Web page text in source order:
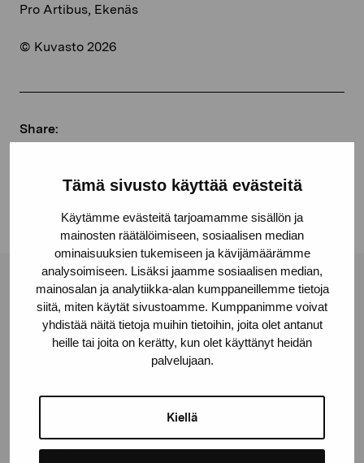
Tämä sivusto käyttää evästeitä
Käytämme evästeitä tarjoamamme sisällön ja
mainosten räätälöimiseen, sosiaalisen median
ominaisuuksien tukemiseen ja kävijämäärämme
analysoimiseen. Lisäksi jaamme sosiaalisen median,
mainosalan ja analytiikka-alan kumppaneillemme tietoja
siitä, miten käytät sivustoamme. Kumppanimme voivat
yhdistää näitä tietoja muihin tietoihin, joita olet antanut
heille tai joita on kerätty, kun olet käyttänyt heidän
palvelujaan.
Kiellä
Pro Artibus, Ekenäs
© Kuvasto 2026
Share:
Linkedin
Pro Artibus Foundation
Gustav Wasas gata 11